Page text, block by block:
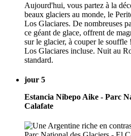
Aujourd'hui, vous partez à la
beaux glaciers au monde, le
Los Glaciares. De nombreuses
ce géant de glace, offrent de
sur le glacier, à couper le souffle
Los Glaciares incluse. Nuit au
standard.
jour 5
Estancia Nibepo Aike - Parc
Calafate